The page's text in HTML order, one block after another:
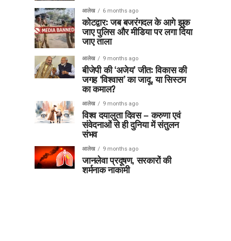
आलेख 6 months ago
कोटद्वार: जब बजरंगदल के आगे झुक
जाए पुलिस और मीडिया पर लगा दिया
जाए ताला
आलेख 9 months ago
बीजेपी की ‘अजेय’ जीत: विकास की
जगह ‘विश्वास’ का जादू, या सिस्टम
का कमाल?
आलेख 9 months ago
विश्व दयालुता दिवस – करुणा एवं
संवेदनाओं से ही दुनिया में संतुलन
संभव
आलेख 9 months ago
जानलेवा प्रदूषण, सरकारों की
शर्मनाक नाकामी